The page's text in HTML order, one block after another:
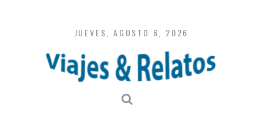
content
JUEVES, AGOSTO 6, 2026